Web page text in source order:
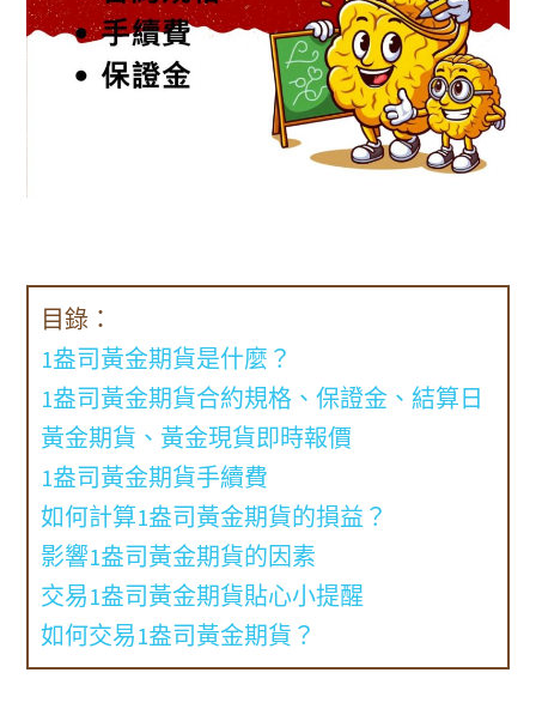
目錄：
1盎司黃金期貨是什麼？
1盎司黃金期貨合約規格、保證金、結算日
黃金期貨、黃金現貨即時報價
1盎司黃金期貨手續費
如何計算1盎司黃金期貨的損益？
影響1盎司黃金期貨的因素
交易1盎司黃金期貨貼心小提醒
如何交易1盎司黃金期貨？